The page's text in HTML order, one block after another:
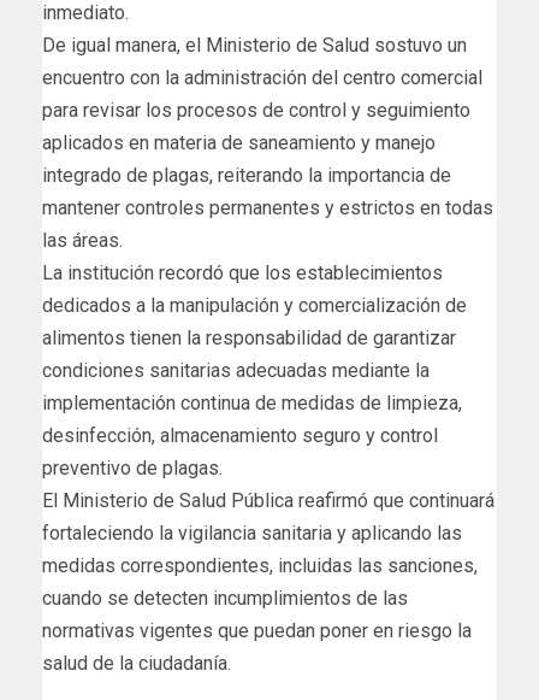
inmediato.
De igual manera, el Ministerio de Salud sostuvo un
encuentro con la administración del centro comercial
para revisar los procesos de control y seguimiento
aplicados en materia de saneamiento y manejo
integrado de plagas, reiterando la importancia de
mantener controles permanentes y estrictos en todas
las áreas.
La institución recordó que los establecimientos
dedicados a la manipulación y comercialización de
alimentos tienen la responsabilidad de garantizar
condiciones sanitarias adecuadas mediante la
implementación continua de medidas de limpieza,
desinfección, almacenamiento seguro y control
preventivo de plagas.
El Ministerio de Salud Pública reafirmó que continuará
fortaleciendo la vigilancia sanitaria y aplicando las
medidas correspondientes, incluidas las sanciones,
cuando se detecten incumplimientos de las
normativas vigentes que puedan poner en riesgo la
salud de la ciudadanía.